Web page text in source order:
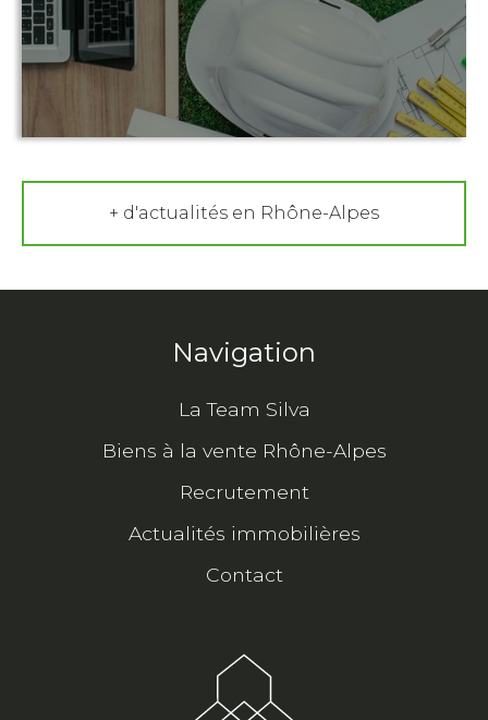
+ d'actualités en Rhône-Alpes
Navigation
La Team Silva
Biens à la vente Rhône-Alpes
Recrutement
Actualités immobilières
Contact